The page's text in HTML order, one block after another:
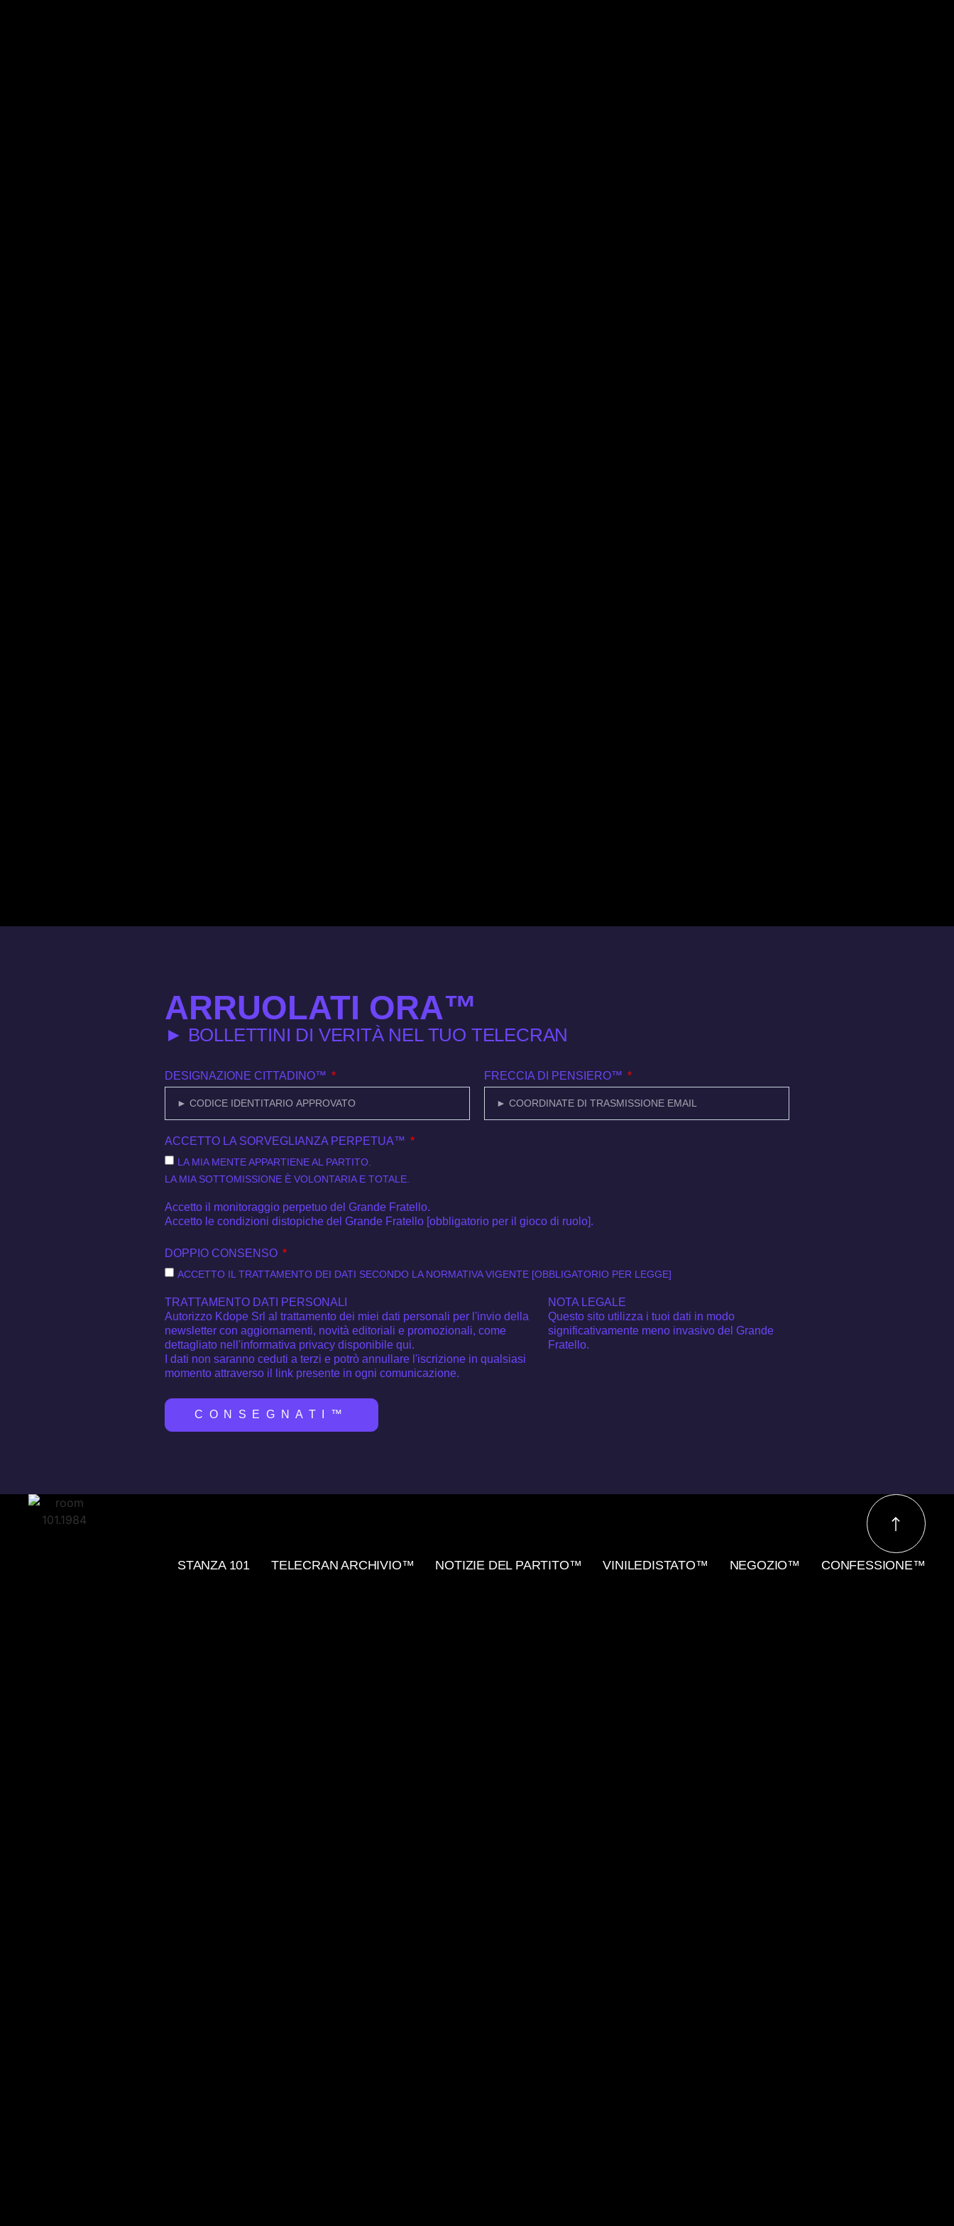
ARRUOLATI ORA™
► BOLLETTINI DI VERITÀ NEL TUO TELECRAN
DESIGNAZIONE CITTADINO™ FRECCIA DI PENSIERO™
ACCETTO LA SORVEGLIANZA PERPETUA™
LA MIA MENTE APPARTIENE AL PARTITO.
LA MIA SOTTOMISSIONE È VOLONTARIA E TOTALE.
Accetto il monitoraggio perpetuo del Grande Fratello.
Accetto le condizioni distopiche del Grande Fratello [obbligatorio per il gioco di ruolo].
DOPPIO CONSENSO
ACCETTO IL TRATTAMENTO DEI DATI SECONDO LA NORMATIVA VIGENTE [OBBLIGATORIO PER LEGGE]
TRATTAMENTO DATI PERSONALI
Autorizzo Kdope Srl al trattamento dei miei dati personali per l'invio della
newsletter con aggiornamenti, novità editoriali e promozionali, come
dettagliato nell'informativa privacy disponibile qui.
I dati non saranno ceduti a terzi e potrò annullare l'iscrizione in qualsiasi
momento attraverso il link presente in ogni comunicazione.
NOTA LEGALE
Questo sito utilizza i tuoi dati in modo
significativamente meno invasivo del Grande
Fratello.
CONSEGNATI™
STANZA 101 TELECRAN ARCHIVIO™ NOTIZIE DEL PARTITO™ VINILEDISTATO™ NEGOZIO™ CONFESSIONE™